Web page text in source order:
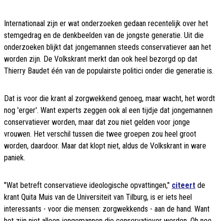
Internationaal zijn er wat onderzoeken gedaan recentelijk over het
stemgedrag en de denkbeelden van de jongste generatie. Uit die
onderzoeken blijkt dat jongemannen steeds conservatiever aan het
worden zijn. De Volkskrant merkt dan ook heel bezorgd op dat
Thierry Baudet één van de populairste politici onder die generatie is.
Dat is voor die krant al zorgwekkend genoeg, maar wacht, het wordt
nog 'erger'. Want experts zeggen ook al een tijdje dat jongemannen
conservatiever worden, maar dat zou niet gelden voor jonge
vrouwen. Het verschil tussen die twee groepen zou heel groot
worden, daardoor. Maar dat klopt niet, aldus de Volkskrant in ware
paniek.
"Wat betreft conservatieve ideologische opvattingen," citeert de
krant Quita Muis van de Universiteit van Tilburg, is er iets heel
interessants - voor die mensen: zorgwekkends - aan de hand. Want